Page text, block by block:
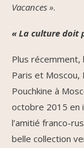
Vacances ».
« La culture doit
Plus
Paris et Moscou,
Pouchkine à
octobre 2015 en
l’amitié franco-
belle collection